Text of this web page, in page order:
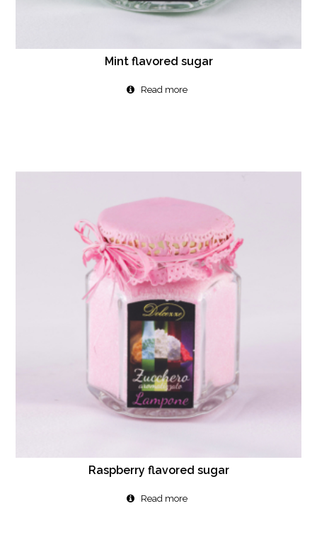
Mint flavored sugar
Read more
Raspberry flavored sugar
Read more